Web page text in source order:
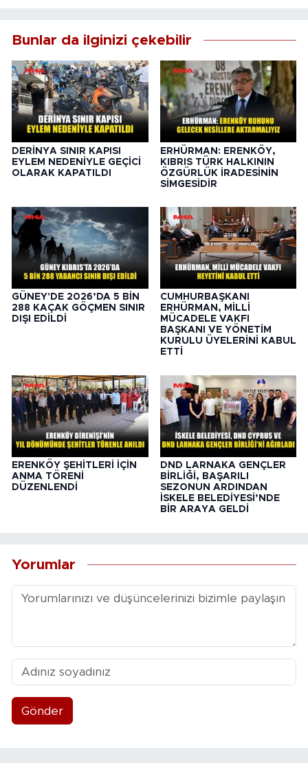
Bunlar da ilginizi çekebilir
DERİNYA SINIR KAPISI
EYLEM NEDENİYLE GEÇİCİ
OLARAK KAPATILDI
ERHÜRMAN: ERENKÖY,
KIBRIS TÜRK HALKININ
ÖZGÜRLÜK İRADESİNİN
SİMGESİDİR
GÜNEY'DE 2026’DA 5 BİN
288 KAÇAK GÖÇMEN SINIR
DIŞI EDİLDİ
CUMHURBAŞKANI
ERHÜRMAN, MİLLİ
MÜCADELE VAKFI
BAŞKANI VE YÖNETİM
KURULU ÜYELERİNİ KABUL
ETTİ
ERENKÖY ŞEHİTLERİ İÇİN
ANMA TÖRENİ
DÜZENLENDİ
DND LARNAKA GENÇLER
BİRLİĞİ, BAŞARILI
SEZONUN ARDINDAN
İSKELE BELEDİYESİ’NDE
BİR ARAYA GELDİ
Yorumlar
Gönder